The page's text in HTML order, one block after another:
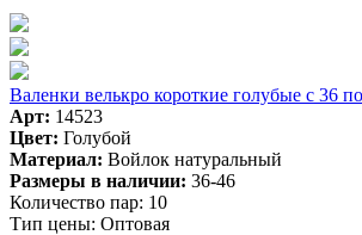
Валенки велькро короткие голубые с 36
Арт: 14523
Цвет: Голубой
Материал: Войлок натуральный
Размеры в наличии: 36-46
Количество пар: 10
Тип цены: Оптовая